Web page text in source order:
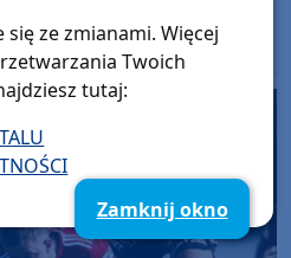
ze zmianami. Więcej
Twoich
tutaj:
Zamknij okno